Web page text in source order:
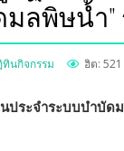
ลพิษน้ำ”
นกิจกรรม ฮิต: 521
ประจำระบบบำบัด